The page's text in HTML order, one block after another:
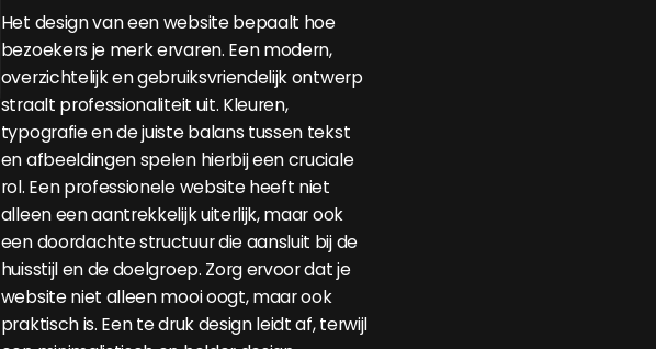
Het design van een website bepaalt hoe
bezoekers je merk ervaren. Een modern,
overzichtelijk en gebruiksvriendelijk ontwerp
straalt professionaliteit uit. Kleuren,
typografie en de juiste balans tussen tekst
en afbeeldingen spelen hierbij een cruciale
rol. Een professionele website heeft niet
alleen een aantrekkelijk uiterlijk, maar ook
een doordachte structuur die aansluit bij de
huisstijl en de doelgroep. Zorg ervoor dat je
website niet alleen mooi oogt, maar ook
praktisch is. Een te druk design leidt af, terwijl